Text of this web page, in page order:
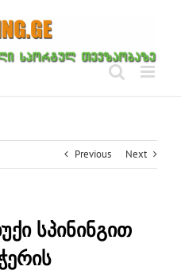
Previous Next
სპინინგით